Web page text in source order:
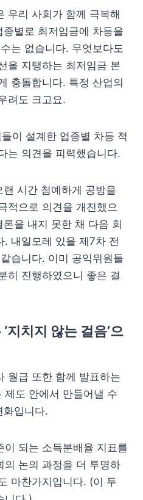
우리 사회가 함께 극복해
별로 최저임금에 차등을
는 없습니다. 무엇보다도
을 지탱하는 최저임금 본
충돌합니다. 특정 산업의
려도 크고요.
이 설계한 업종별 차등 적
는 의견을 피력했습니다.
시간 첨예하게 공방을
적으로 의견을 개진했으
을 내지 못한 채 다음 회
. 내일모레 있을 제7차 전
습니다. 이미 공익위원들
히 진행하였으니 좋은 결
지치지 않는 걸음’으
월급 또한 함께 발표하는
제도 안에서 만들어낼 수
화입니다.
이 되는 소득분배율 지표를
의 논의 과정을 더 투명하
마찬가지입니다. (이 두